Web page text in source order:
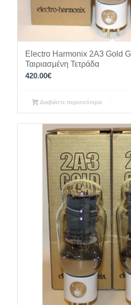
Electro Harmonix 2A3 Gold
Ταιριασμένη Τετράδα
420.00€
Διαβάστε περισσότερα